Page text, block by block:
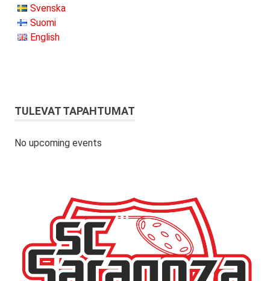
Svenska
Suomi
English
TULEVAT TAPAHTUMAT
No upcoming events